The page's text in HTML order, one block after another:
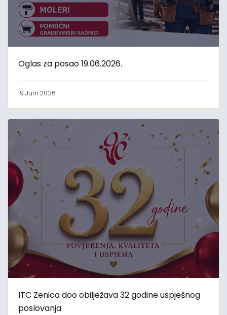
Oglas za posao 19.06.2026.
19 Juni 2026
ITC Zenica doo obilježava 32 godine uspješnog
poslovanja